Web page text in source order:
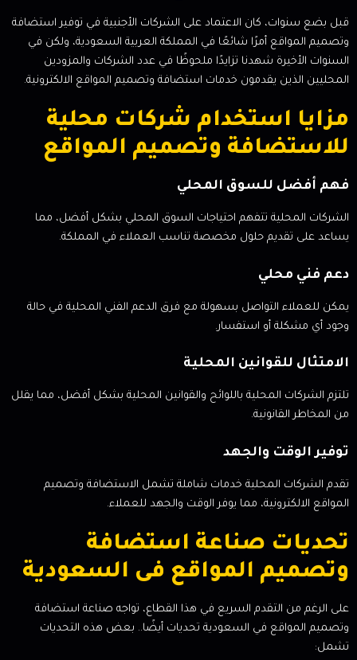
قبل بضع سنوات، كان الاعتماد على الشركات الأجنبية في توفير استضافة
وتصميم المواقع أمرًا شائعًا في المملكة العربية السعودية، ولكن في
السنوات الأخيرة شهدنا تزايدًا ملحوظًا في عدد الشركات والمزودين
المحليين الذين يقدمون خدمات استضافة وتصميم المواقع الالكترونية.
مزايا استخدام شركات محلية
للاستضافة وتصميم المواقع
فهم أفضل للسوق المحلي
الشركات المحلية تتفهم احتياجات السوق المحلي بشكل أفضل، مما
يساعد على تقديم حلول مخصصة تناسب العملاء في المملكة.
دعم فني محلي
يمكن للعملاء التواصل بسهولة مع فرق الدعم الفني المحلية في حالة
وجود أي مشكلة أو استفسار.
الامتثال للقوانين المحلية
تلتزم الشركات المحلية باللوائح والقوانين المحلية بشكل أفضل، مما يقلل
من المخاطر القانونية.
توفير الوقت والجهد
تقدم الشركات المحلية خدمات شاملة تشمل الاستضافة وتصميم
المواقع الالكترونية، مما يوفر الوقت والجهد للعملاء.
تحديات صناعة استضافة
وتصميم المواقع فى السعودية
على الرغم من التقدم السريع في هذا القطاع، تواجه صناعة استضافة
وتصميم المواقع في السعودية تحديات أيضًا.. بعض هذه التحديات
تشمل: